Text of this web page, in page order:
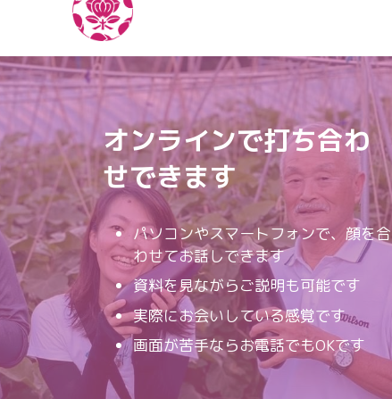
オンラインで打ち合わ
せできます
パソコンやスマートフォンで、顔を合
わせてお話しできます
資料を見ながらご説明も可能です
実際にお会いしている感覚です
画面が苦手ならお電話でもOKです